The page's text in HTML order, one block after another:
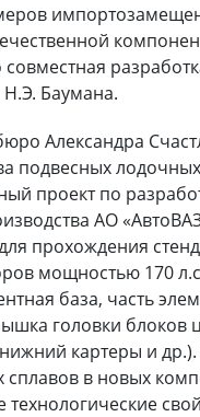
Баумана.
Александра
подвесных
проект по
АО
прохождения
мощностью 170
база, часть
головки блоков
картеры и
в новых